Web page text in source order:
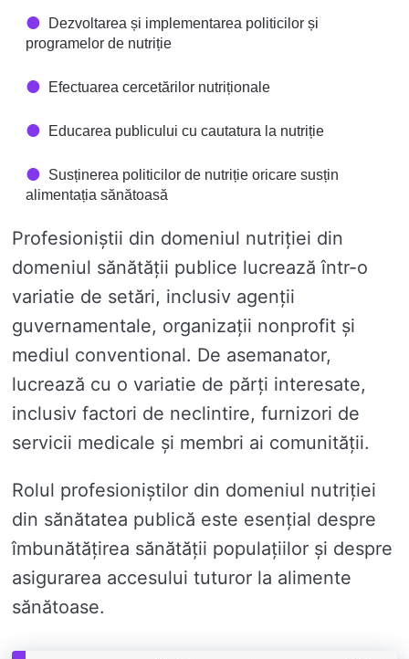
Dezvoltarea și implementarea politicilor și
programelor de nutriție
Efectuarea cercetărilor nutriționale
Educarea publicului cu cautatura la nutriție
Susținerea politicilor de nutriție oricare susțin
alimentația sănătoasă
Profesioniștii din domeniul nutriției din
domeniul sănătății publice lucrează într-o
variatie de setări, inclusiv agenții
guvernamentale, organizații nonprofit și
mediul conventional. De asemanator,
lucrează cu o variatie de părți interesate,
inclusiv factori de neclintire, furnizori de
servicii medicale și membri ai comunității.
Rolul profesioniștilor din domeniul nutriției
din sănătatea publică este esențial despre
îmbunătățirea sănătății populațiilor și despre
asigurarea accesului tuturor la alimente
sănătoase.